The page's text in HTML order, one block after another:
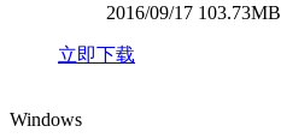
2016/09/17 103.73MB
立即下载
Windows